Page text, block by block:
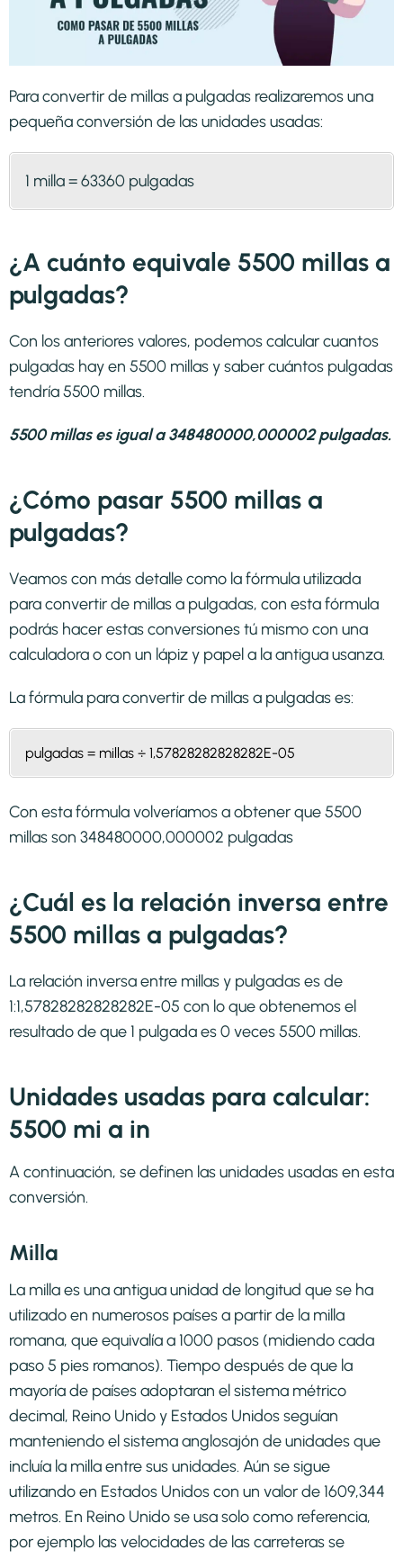
Para convertir de millas a pulgadas realizaremos una
pequeña conversión de las unidades usadas:
1 milla = 63360 pulgadas
¿A cuánto equivale 5500 millas a
pulgadas?
Con los anteriores valores, podemos calcular cuantos
pulgadas hay en 5500 millas y saber cuántos pulgadas
tendría 5500 millas.
5500 millas es igual a 348480000,000002 pulgadas.
¿Cómo pasar 5500 millas a
pulgadas?
Veamos con más detalle como la fórmula utilizada
para convertir de millas a pulgadas, con esta fórmula
podrás hacer estas conversiones tú mismo con una
calculadora o con un lápiz y papel a la antigua usanza.
La fórmula para convertir de millas a pulgadases:
pulgadas = millas ÷ 1,57828282828282E-05
Con esta fórmula volveríamos a obtener que 5500
millas son 348480000,000002 pulgadas
¿Cuál es la relación inversa entre
5500 millas a pulgadas?
La relación inversa entre millas y pulgadas es de
1:1,57828282828282E-05 con lo que obtenemos el
resultado de que 1 pulgada es 0 veces 5500 millas.
Unidades usadas para calcular:
5500 mi a in
A continuación, se definen las unidades usadas en esta
conversión.
Milla
La milla es una antigua unidad de longitud que se ha
utilizado en numerosos países a partir de la milla
romana, que equivalía a 1000 pasos (midiendo cada
paso 5 pies romanos). Tiempo después de que la
mayoría de países adoptaran el sistema métrico
decimal, Reino Unido y Estados Unidos seguían
manteniendo el sistema anglosajón de unidades que
incluía la milla entre sus unidades. Aún se sigue
utilizando en Estados Unidos con un valor de 1609,344
metros. En Reino Unido se usa solo como referencia,
por ejemplo las velocidades de las carreteras se